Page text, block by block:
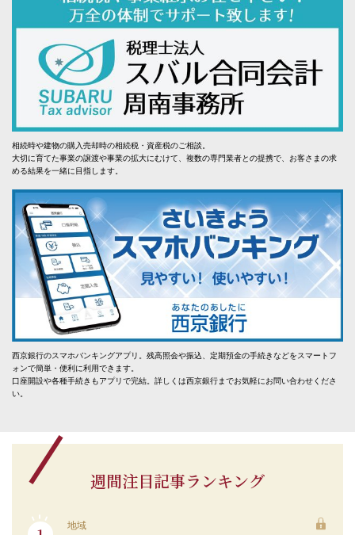
相続時や建物の購入売却時の相続税・資産税のご相談。
大切に育てた事業の譲渡や事業の拡大にむけて、複数の専門業者との提携で、お客さまの求
める結果を一緒に目指します。
西京銀行のスマホバンキングアプリ。残高照会や振込、定期預金の手続きなどをスマートフ
ォンで簡単・便利に利用できます。
口座開設や各種手続きもアプリで完結。詳しくは西京銀行までお気軽にお問い合わせくださ
い。
週間注目記事ランキング
地域